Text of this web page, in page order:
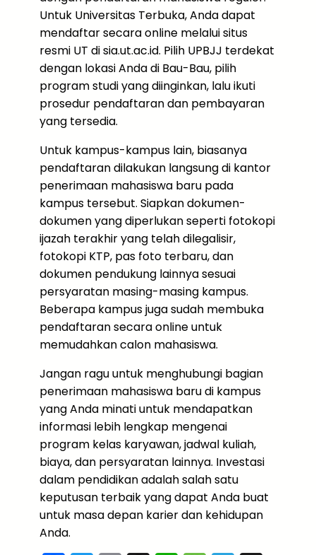
Untuk Universitas Terbuka, Anda dapat
mendaftar secara online melalui situs
resmi UT di sia.ut.ac.id. Pilih UPBJJ terdekat
dengan lokasi Anda di Bau-Bau, pilih
program studi yang diinginkan, lalu ikuti
prosedur pendaftaran dan pembayaran
yang tersedia.
Untuk kampus-kampus lain, biasanya
pendaftaran dilakukan langsung di kantor
penerimaan mahasiswa baru pada
kampus tersebut. Siapkan dokumen-
dokumen yang diperlukan seperti fotokopi
ijazah terakhir yang telah dilegalisir,
fotokopi KTP, pas foto terbaru, dan
dokumen pendukung lainnya sesuai
persyaratan masing-masing kampus.
Beberapa kampus juga sudah membuka
pendaftaran secara online untuk
memudahkan calon mahasiswa.
Jangan ragu untuk menghubungi bagian
penerimaan mahasiswa baru di kampus
yang Anda minati untuk mendapatkan
informasi lebih lengkap mengenai
program kelas karyawan, jadwal kuliah,
biaya, dan persyaratan lainnya. Investasi
dalam pendidikan adalah salah satu
keputusan terbaik yang dapat Anda buat
untuk masa depan karier dan kehidupan
Anda.